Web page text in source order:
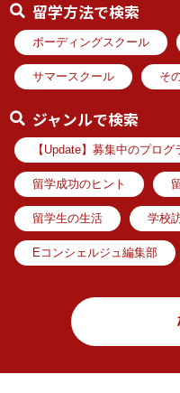
留学方法で検索
ボーディングスクール
サマースクール そ
ジャンルで検索
【Update】募集中のプログ
留学成功のヒント
留学生の生活 学校
Eコンシェルジュ編集部